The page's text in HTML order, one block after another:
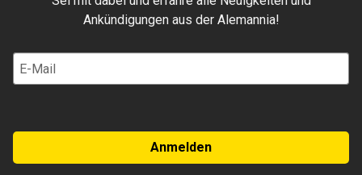
Ankündigungen aus der Alemannia!
Anmelden